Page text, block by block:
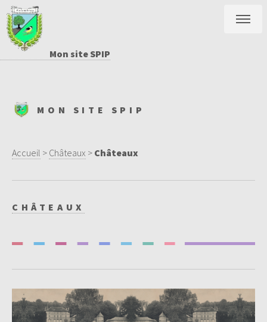
Mon site SPIP
MON SITE SPIP
Accueil > Châteaux > Châteaux
CHÂTEAUX